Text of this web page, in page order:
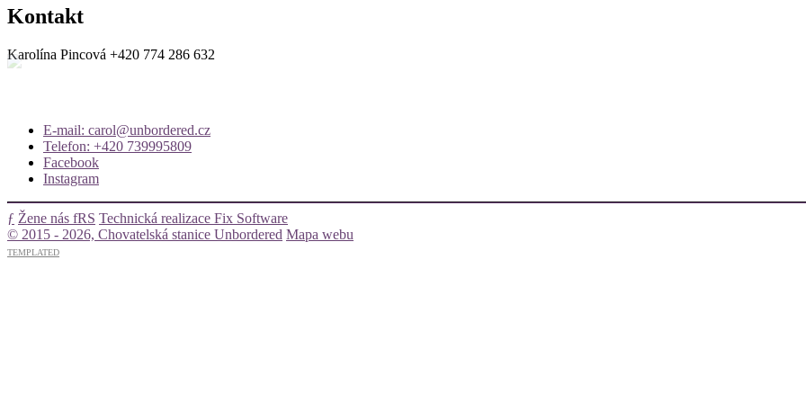
Kontakt
Karolína Pincová +420 774 286 632
E-mail: carol@unbordered.cz
Telefon: +420 739995809
Facebook
Instagram
ƒ Žene nás fRS Technická realizace Fix Software
© 2015 - 2026, Chovatelská stanice Unbordered Mapa webu
TEMPLATED